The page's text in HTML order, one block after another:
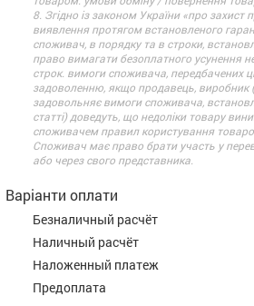
8. Згідно із законом України «про захист
виявлення протягом встановленого
споживач, в порядку та в строки,
право вимагати безоплатного усунення
строк. вимоги споживача, передбачених
задоволенню, якщо продавець, виробник
задовольняє вимоги споживача,
статті) доведуть, що недоліки товару
споживачем правил користування
Споживач має право брати участь у
або через свого представника.
Варіанти оплати
Безналичный расчёт
Наличный расчёт
Наложенный платеж
Предоплата